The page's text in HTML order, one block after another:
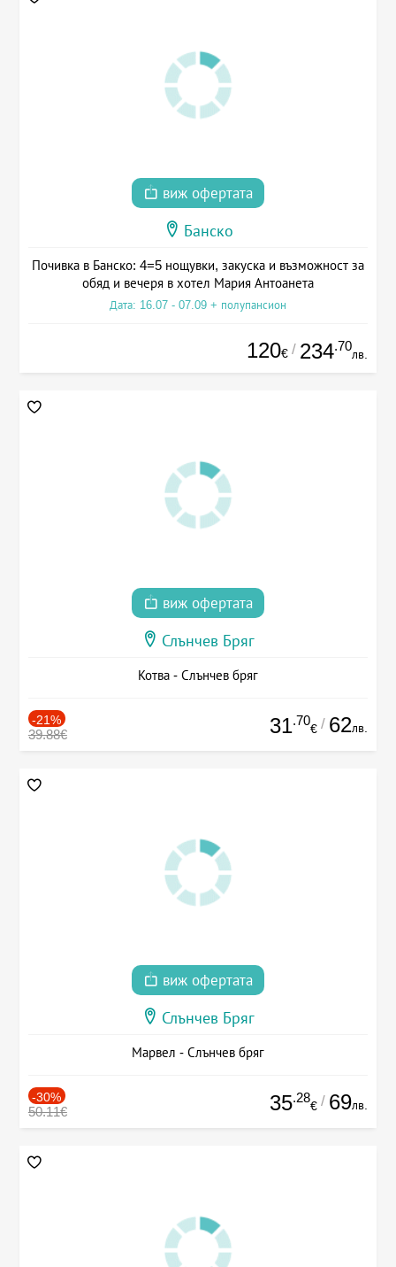
виж офертата
Банско
Почивка в Банско: 4=5 нощувки, закуска и възможност за
обяд и вечеря в хотел Мария Антоанета
Дата: 16.07 - 07.09 + полупансион
120€ / 234.70
лв.
виж офертата
Слънчев Бряг
Котва - Слънчев бряг
-21%
39.88€ 31.70
€ / 62лв.
виж офертата
Слънчев Бряг
Марвел - Слънчев бряг
-30%
50.11€ 35.28
€ / 69лв.